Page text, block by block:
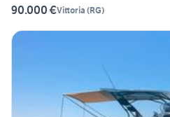
90.000 €Vittoria (RG)